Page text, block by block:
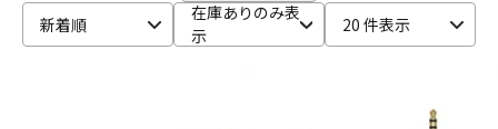
新着順
在庫ありのみ表
示
20 件表示